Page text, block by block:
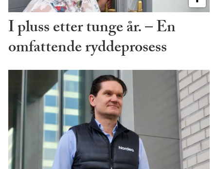
I pluss etter tunge år. – En
omfattende ryddeprosess